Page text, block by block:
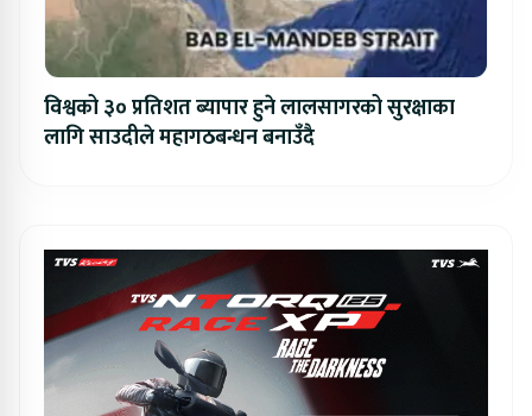
विश्वको ३० प्रतिशत ब्यापार हुने लालसागरको सुरक्षाका
लागि साउदीले महागठबन्धन बनाउँदै